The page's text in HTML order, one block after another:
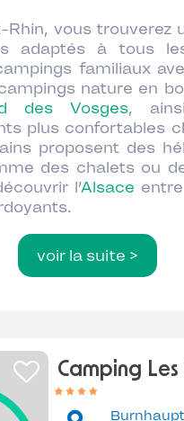
Rhin, vous trouverez
adaptés à tous
familiaux
nature en
des Vosges,
plus confortables
proposent des
des chalets ou
l’Alsace
voir la suite >
Camping Les